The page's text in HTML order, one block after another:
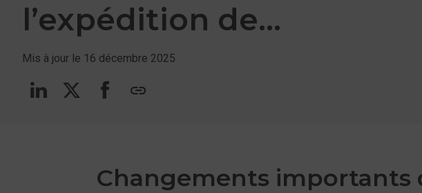
l’expédition de
marchandises vers les
Etats-Unis
Mis à jour le 16 décembre 2025
Suivez-nous sur linkedin
Suivez-nous sur Twitter
Suivez-nous sur Facebook
Changements importants